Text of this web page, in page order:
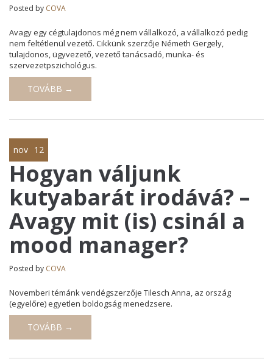
Posted by COVA
Avagy egy cégtulajdonos még nem vállalkozó, a vállalkozó pedig
nem feltétlenül vezető. Cikkünk szerzője Németh Gergely,
tulajdonos, ügyvezető, vezető tanácsadó, munka- és
szervezetpszichológus.
TOVÁBB →
nov 12
Hogyan váljunk
kutyabarát irodává? –
Avagy mit (is) csinál a
mood manager?
Posted by COVA
Novemberi témánk vendégszerzője Tilesch Anna, az ország
(egyelőre) egyetlen boldogság menedzsere.
TOVÁBB →